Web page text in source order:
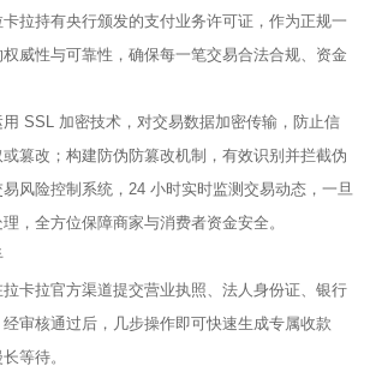
拉持有央行颁发的支付业务许可证，作为正规一
威性与可靠性，确保每一笔交易合法合规、资金
SSL 加密技术，对交易数据加密传输，防止信
篡改；构建防伪防篡改机制，有效识别并拦截伪
风险控制系统，24 小时实时监测交易动态，一旦
，全方位保障商家与消费者资金安全。​
卡拉官方渠道提交营业执照、法人身份证、银行
审核通过后，几步操作即可快速生成专属收款
等待。​